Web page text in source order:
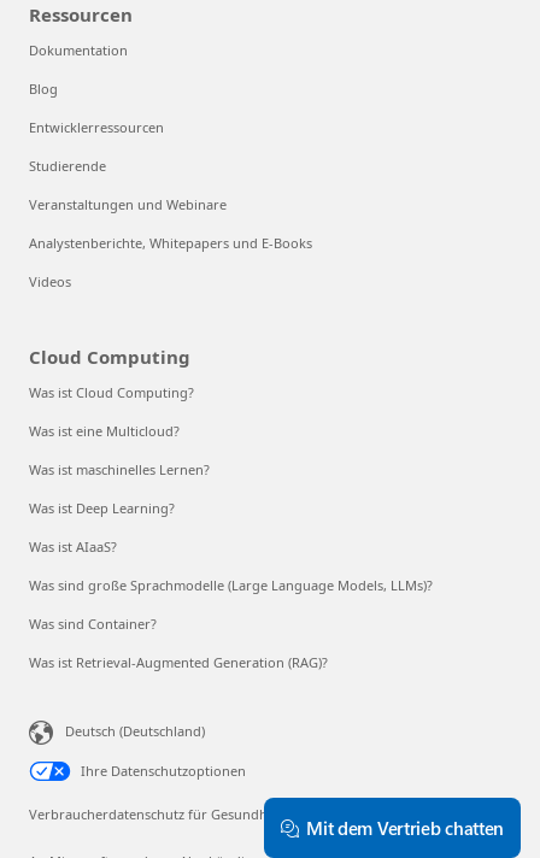
Ressourcen
Dokumentation
Blog
Entwicklerressourcen
Studierende
Veranstaltungen und Webinare
Analystenberichte, Whitepapers und E-Books
Videos
Cloud Computing
Was ist Cloud Computing?
Was ist eine Multicloud?
Was ist maschinelles Lernen?
Was ist Deep Learning?
Was ist AIaaS?
Was sind große Sprachmodelle (Large Language Models, LLMs)?
Was sind Container?
Was ist Retrieval-Augmented Generation (RAG)?
Deutsch (Deutschland)
Ihre Datenschutzoptionen
Verbraucherdatenschutz für Gesundheitsdaten
Mit dem Vertrieb chatten